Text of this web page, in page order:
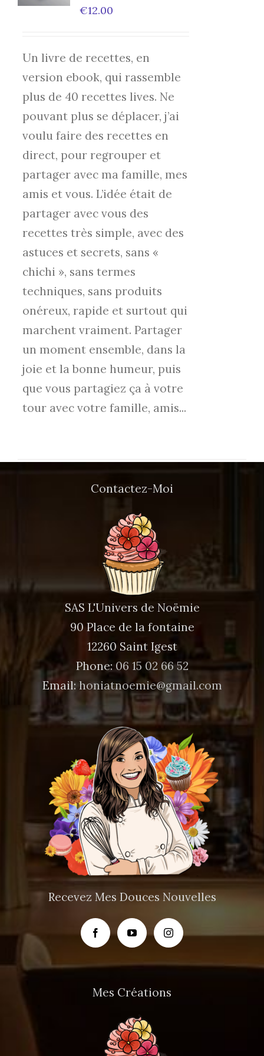
€12.00
Un livre de recettes, en
version ebook, qui rassemble
plus de 40 recettes lives. Ne
pouvant plus se déplacer, j’ai
voulu faire des recettes en
direct, pour regrouper et
partager avec ma famille, mes
amis et vous. L’idée était de
partager avec vous des
recettes très simple, avec des
astuces et secrets, sans «
chichi », sans termes
techniques, sans produits
onéreux, rapide et surtout qui
marchent vraiment. Partager
un moment ensemble, dans la
joie et la bonne humeur, puis
que vous partagiez ça à votre
tour avec votre famille, amis...
Contactez-Moi
SAS L'Univers de Noëmie
90 Place de la fontaine
12260 Saint Igest
Phone: 06 15 02 66 52
Email: honiatnoemie@gmail.com
Recevez Mes Douces Nouvelles
Mes Créations